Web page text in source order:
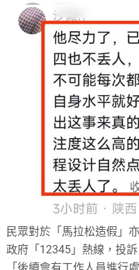
民眾對於「馬拉松造假」
政府「12345」熱線，投